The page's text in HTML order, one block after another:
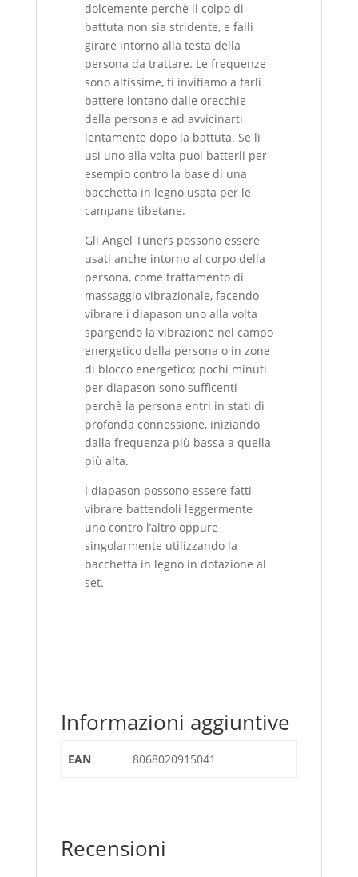
dolcemente perchè il colpo di
battuta non sia stridente, e falli
girare intorno alla testa della
persona da trattare. Le frequenze
sono altissime, ti invitiamo a farli
battere lontano dalle orecchie
della persona e ad avvicinarti
lentamente dopo la battuta. Se li
usi uno alla volta puoi batterli per
esempio contro la base di una
bacchetta in legno usata per le
campane tibetane.
Gli Angel Tuners possono essere
usati anche intorno al corpo della
persona, come trattamento di
massaggio vibrazionale, facendo
vibrare i diapason uno alla volta
spargendo la vibrazione nel campo
energetico della persona o in zone
di blocco energetico; pochi minuti
per diapason sono sufficenti
perchè la persona entri in stati di
profonda connessione, iniziando
dalla frequenza più bassa a quella
più alta.
I diapason possono essere fatti
vibrare battendoli leggermente
uno contro l’altro oppure
singolarmente utilizzando la
bacchetta in legno in dotazione al
set.
Informazioni aggiuntive
EAN 8068020915041
Recensioni